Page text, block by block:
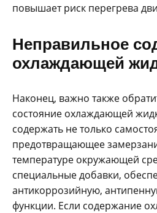
повышает риск перегрева
Неправильное
охлаждающей
Наконец, важно также
состояние охлаждающей
содержать не только
предотвращающее
температуре окружающей
специальные добавки,
антикоррозийную,
функции. Если содержание